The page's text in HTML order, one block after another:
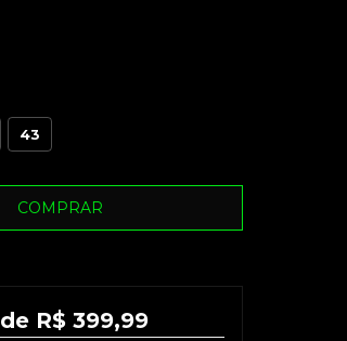
43
R$ 399,99